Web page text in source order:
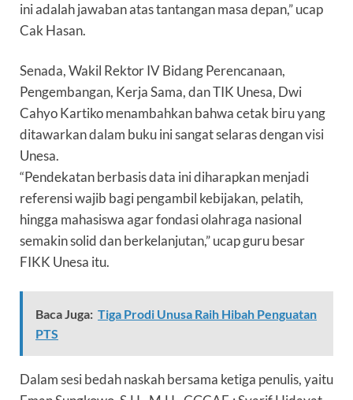
ini adalah jawaban atas tantangan masa depan,” ucap
Cak Hasan.
Senada, Wakil Rektor IV Bidang Perencanaan,
Pengembangan, Kerja Sama, dan TIK Unesa, Dwi
Cahyo Kartiko menambahkan bahwa cetak biru yang
ditawarkan dalam buku ini sangat selaras dengan visi
Unesa.
“Pendekatan berbasis data ini diharapkan menjadi
referensi wajib bagi pengambil kebijakan, pelatih,
hingga mahasiswa agar fondasi olahraga nasional
semakin solid dan berkelanjutan,” ucap guru besar
FIKK Unesa itu.
Baca Juga: Tiga Prodi Unusa Raih Hibah Penguatan
PTS
Dalam sesi bedah naskah bersama ketiga penulis, yaitu